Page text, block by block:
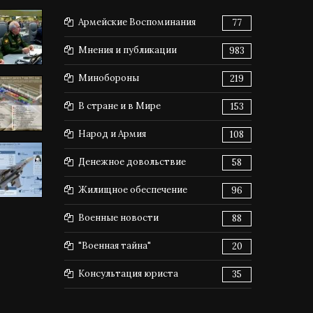
Армейские Воспоминания 77
Мнения и публикации 983
Минобороны 219
В стране и в Мире 153
Народ и Армия 108
Денежное довольствие 58
Жилищное обеспечение 96
Военные новости 88
"Военная тайна" 20
Консультация юриста 35